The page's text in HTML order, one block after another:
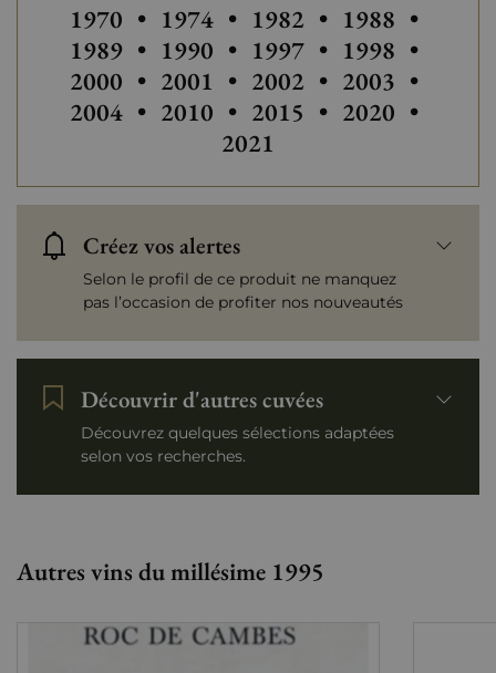
Autres millésimes de Léoville Poyferré
1970 • Autres millésimes de Léoville
1974 • Autres millésimes de
1982 • Autres
1988 •
1989 • Autres millésimes de Léoville
1990 • Autres millésimes de
1997 • Autres
1998 •
2000 • Autres millésimes de Léoville
2001 • Autres millésimes de
2002 • Autres
2003 •
2004 • Autres millésimes de Léoville
2010 • Autres millésimes de
2015 • Autres
2020 •
2021
Créez vos alertes
Selon le profil de ce produit ne manquez
pas l’occasion de profiter nos nouveautés
Découvrir d'autres cuvées
Découvrez quelques sélections adaptées
selon vos recherches.
Autres vins du millésime 1995